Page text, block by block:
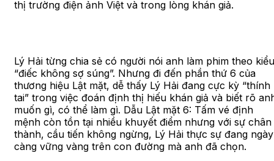
thị trường điện ảnh Việt và trong lòng khán giả.
Lý Hải từng chia sẻ có người nói anh làm phim theo kiểu
“điếc không sợ súng”. Nhưng đi đến phần thứ 6 của
thương hiệu Lật mặt, dễ thấy Lý Hải đang cực kỳ “thính
tai” trong việc đoán định thị hiếu khán giả và biết rõ
muốn gì, có thể làm gì. Dẫu Lật mặt 6: Tấm vé định
mệnh còn tồn tại nhiều khuyết điểm nhưng với sự chân
thành, cầu tiến không ngừng, Lý Hải thực sự đang ngày
càng vững vàng trên con đường mà anh đã chọn.